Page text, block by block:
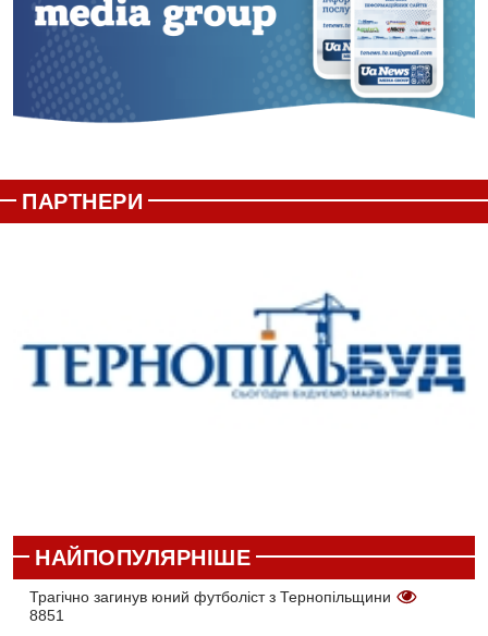
ПАРТНЕРИ
НАЙПОПУЛЯРНІШЕ
Трагічно загинув юний футболіст з Тернопільщини
8851